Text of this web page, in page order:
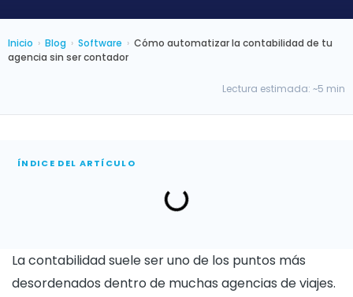
Inicio › Blog › Software › Cómo automatizar la contabilidad de tu
agencia sin ser contador
Lectura estimada: ~5 min
ÍNDICE DEL ARTÍCULO
La contabilidad suele ser uno de los puntos más
desordenados dentro de muchas agencias de viajes.